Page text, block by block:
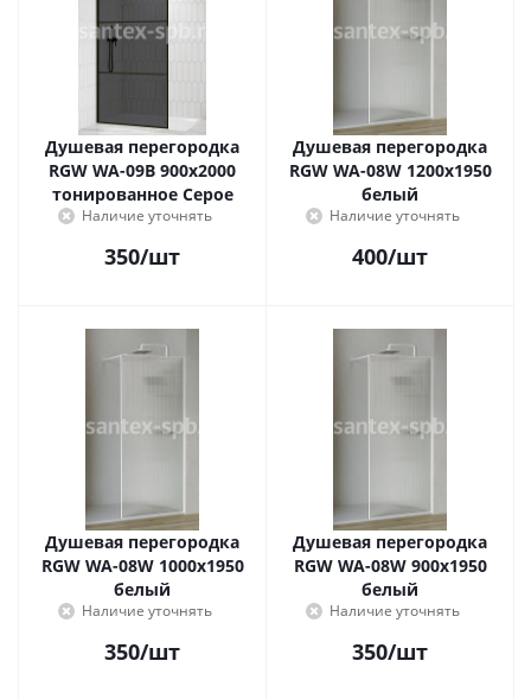
Душевая перегородка
RGW WA-09B 900x2000
тонированное Серое
Наличие уточнять
350/шт
Душевая перегородка
RGW WA-08W 1200x1950
белый
Наличие уточнять
400/шт
Душевая перегородка
RGW WA-08W 1000x1950
белый
Наличие уточнять
350/шт
Душевая перегородка
RGW WA-08W 900x1950
белый
Наличие уточнять
350/шт